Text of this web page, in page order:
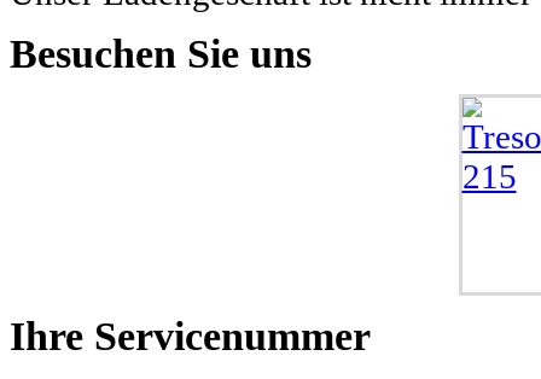
Besuchen Sie uns
Ihre Servicenummer